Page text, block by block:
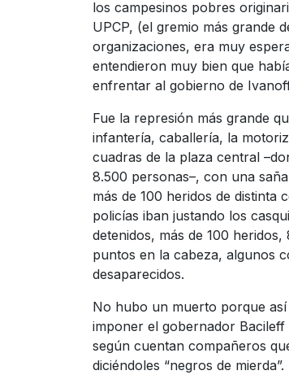
los campesinos pobres
UPCP, (el gremio más grande
organizaciones, era muy
entendieron muy bien que
enfrentar al gobierno de
Fue la represión más grande
infantería, caballería, la
cuadras de la plaza central
8.500 personas–, con una
más de 100 heridos de distinta
policías iban justando los
detenidos, más de 100
puntos en la cabeza, algunos
desaparecidos.
No hubo un muerto porque así
imponer el gobernador
según cuentan compañeros
diciéndoles “negros de